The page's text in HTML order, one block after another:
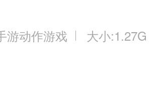
游动作游戏 大小:1.27G